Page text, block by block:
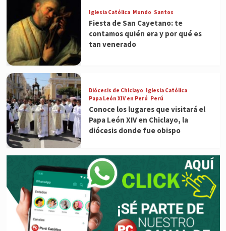
Iglesia Católica Mundo Santos
Fiesta de San Cayetano: te
contamos quién era y por qué es
tan venerado
Diócesis de Chiclayo Iglesia Católica
Papa León XIV en Perú Perú
Conoce los lugares que visitará el
Papa León XIV en Chiclayo, la
diócesis donde fue obispo